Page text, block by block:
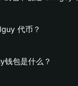
代币？
钱包是什么？